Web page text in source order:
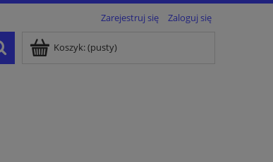
Zarejestruj się Zaloguj się
Koszyk:(pusty)